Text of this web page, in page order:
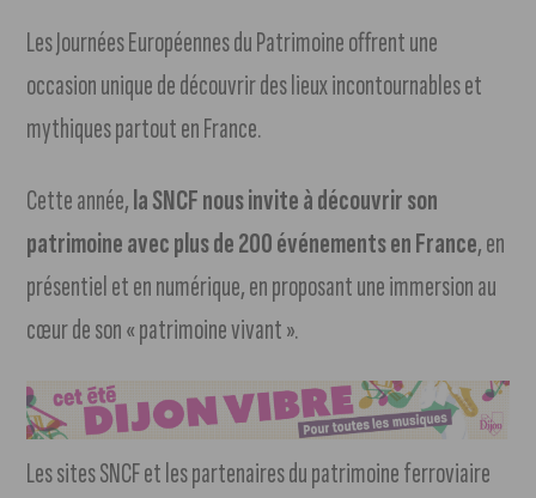
Les Journées Européennes du Patrimoine offrent une
occasion unique de découvrir des lieux incontournables et
mythiques partout en France.
Cette année,la SNCF nous invite à découvrir son
patrimoine avec plus de 200 événements en France, en
présentiel et en numérique, en proposant une immersion au
cœur de son « patrimoine vivant ».
Les sites SNCF et les partenaires du patrimoine ferroviaire